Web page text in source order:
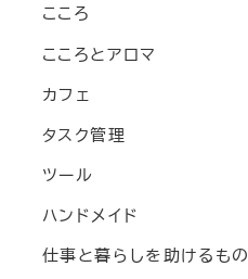
こころ
こころとアロマ
カフェ
タスク管理
ツール
ハンドメイド
仕事と暮らしを助けるもの